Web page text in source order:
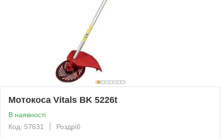
Мотокоса Vitals BK 5226t
В наявності
Код: 57631
Роздріб